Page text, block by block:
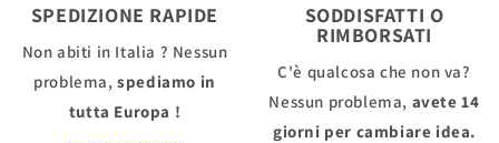
SPEDIZIONE RAPIDE
Non abiti in Italia ? Nessun
problema, spediamo in
tutta Europa !
SODDISFATTI O
RIMBORSATI
C'è qualcosa che non va?
Nessun problema, avete 14
giorni per cambiare idea.